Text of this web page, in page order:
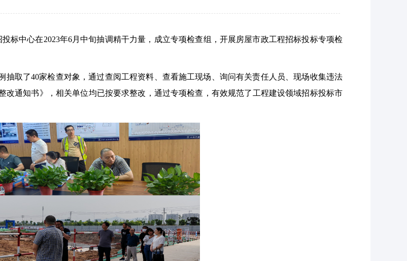
标中心在2023年6月中旬抽调精干力量，成立专项检查组，开展房屋市政工程招标投标专项检
抽取了40家检查对象，通过查阅工程资料、查看施工现场、询问有关责任人员、现场收集违法
改通知书》，相关单位均已按要求整改，通过专项检查，有效规范了工程建设领域招标投标市